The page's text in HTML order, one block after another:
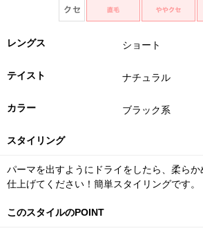
レングス ショート
テイスト ナチュラル
カラー ブラック系
スタイリング
パーマを出すようにドライをしたら、柔ら
仕上げてください！簡単スタイリングです。
このスタイルのPOINT